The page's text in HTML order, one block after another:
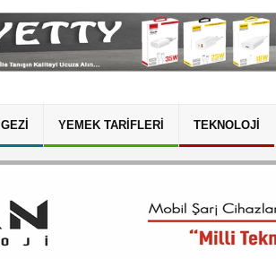
GEZI YEMEK TARIFLERI TEKNOLOJI